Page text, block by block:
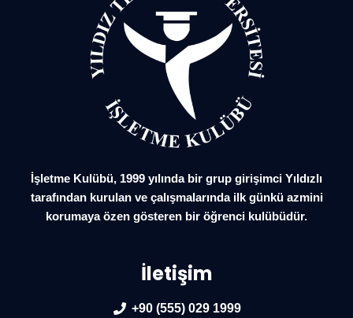
İşletme Kulübü, 1999 yılında bir grup girişimci Yıldızlı
tarafından kurulan ve çalışmalarında ilk günkü azmini
korumaya özen gösteren bir öğrenci kulübüdür.
İletişim
+90 (555) 029 1999